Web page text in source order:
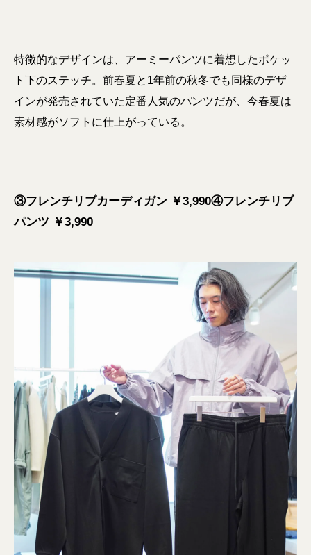
特徴的なデザインは、アーミーパンツに着想したポケッ
ト下のステッチ。前春夏と1年前の秋冬でも同様のデザ
インが発売されていた定番人気のパンツだが、今春夏は
素材感がソフトに仕上がっている。
③フレンチリブカーディガン ￥3,990④フレンチリブ
パンツ ￥3,990